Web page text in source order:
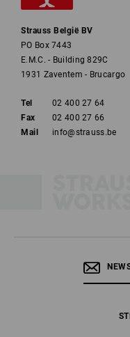
Strauss België BV
PO Box 7443
E.M.C. - Building 829C
1931 Zaventem - Brucargo
Tel
02 400 27 64
Fax
02 400 27 66
Mail
info@strauss.be